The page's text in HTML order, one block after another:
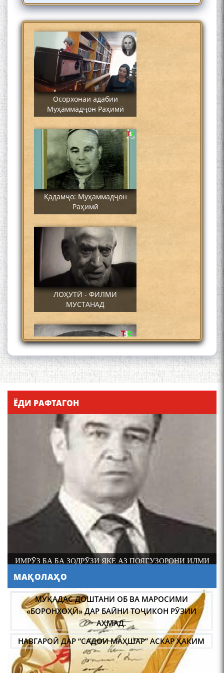
Муҳаммадҷон Раҳимӣ
Осорхонаи адабии
Муҳаммадҷон Раҳимӣ
Қадамҷо: Муҳаммадҷон
Раҳимӣ
ЛОҲУТӢ - ФИЛМИ
МУСТАНАД
Қадамҷо - Лоҳутӣ
4-уми декабр- зодрӯзи
шоири абадзинда Абулқосим
Лоҳутӣ
АБУЛҚОСИМ ЛОҲУТӢ /
ABULQOSIM LOHUTY/
ЁДИ РАФТАГОН
ИМРӮЗ БА БА ЗОДРӮЗИ ЯКЕ АЗ ПОЯГУЗОРОНИ ИЛМИ
АМОНОВ САД СОЛ ПУР ШУД.
МАҚОЛАҲО
НАВГАРОӢ ДАР “САДОИ МАҲШАР” АСКАР ҲАКИМ
МАСЪАЛАҲОИ МУБРАМИ ПАЖӮҲИШИ ЗАБОНИ
ТОҶИКӢ ДАР ДАВРОНИ ИСТИҚЛОЛ С. НАЗАРЗОДА